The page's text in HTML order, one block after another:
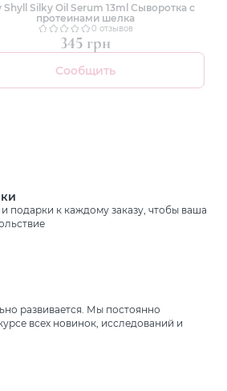
Shyll Silky Oil Serum 13ml Сыворотка с
протеинами шелка
0 отзывов
345 грн
Сообщить
подарки к каждому заказу, чтобы ваша
развивается. Мы постоянно
всех новинок, исследований и